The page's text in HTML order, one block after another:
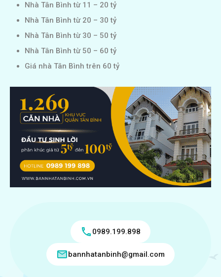
Nhà Tân Bình từ 11 – 20 tỷ
Nhà Tân Bình từ 20 – 30 tỷ
Nhà Tân Bình từ 30 – 50 tỷ
Nhà Tân Bình từ 50 – 60 tỷ
Giá nhà Tân Bình trên 60 tỷ
0989.199.898
bannhatanbinh@gmail.com